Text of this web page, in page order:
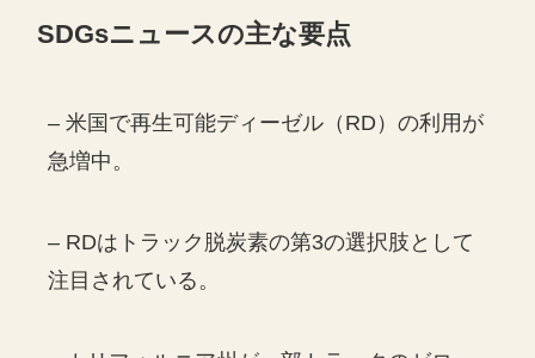
SDGsニュースの主な要点
– 米国で再生可能ディーゼル（RD）の利用が
急増中。
– RDはトラック脱炭素の第3の選択肢として
注目されている。